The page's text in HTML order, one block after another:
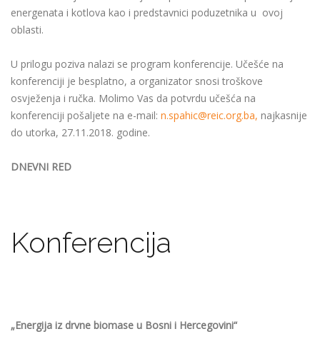
energenata i kotlova kao i predstavnici poduzetnika u ovoj
oblasti.
U prilogu poziva nalazi se program konferencije. Učešće na
konferenciji je besplatno, a organizator snosi troškove
osvježenja i ručka. Molimo Vas da potvrdu učešća na
konferenciji pošaljete na e-mail: n.spahic@reic.org.ba, najkasnije
do utorka, 27.11.2018. godine.
DNEVNI RED
Konferencija
„Energija iz drvne biomase u Bosni i Hercegovini“